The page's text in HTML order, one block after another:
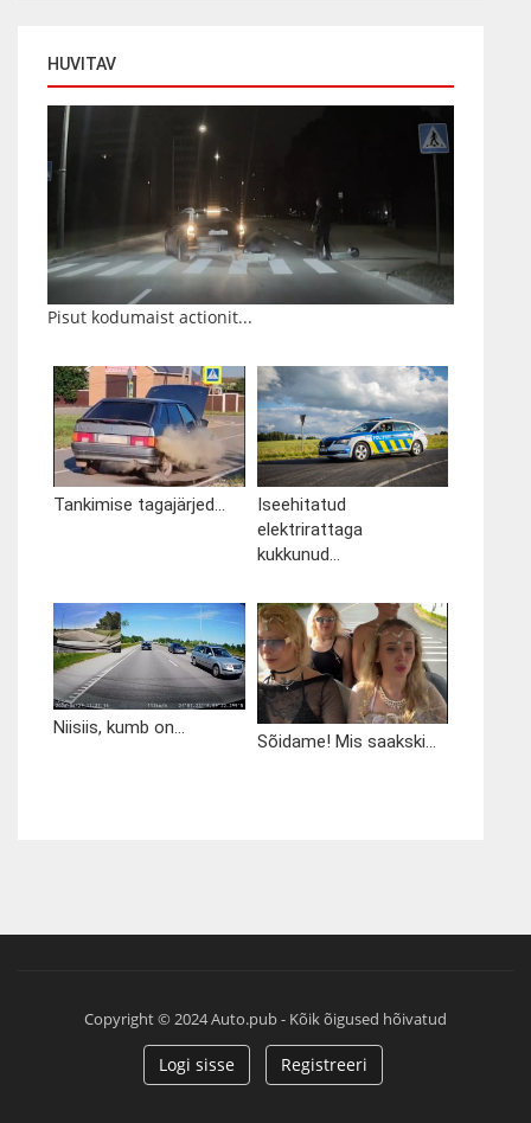
HUVITAV
Pisut kodumaist actionit...
Tankimise tagajärjed...
Iseehitatud
elektrirattaga
kukkunud...
Niisiis, kumb on...
Sõidame! Mis saakski...
Copyright © 2024 Auto.pub - Kõik õigused hõivatud
Logi sisse Registreeri